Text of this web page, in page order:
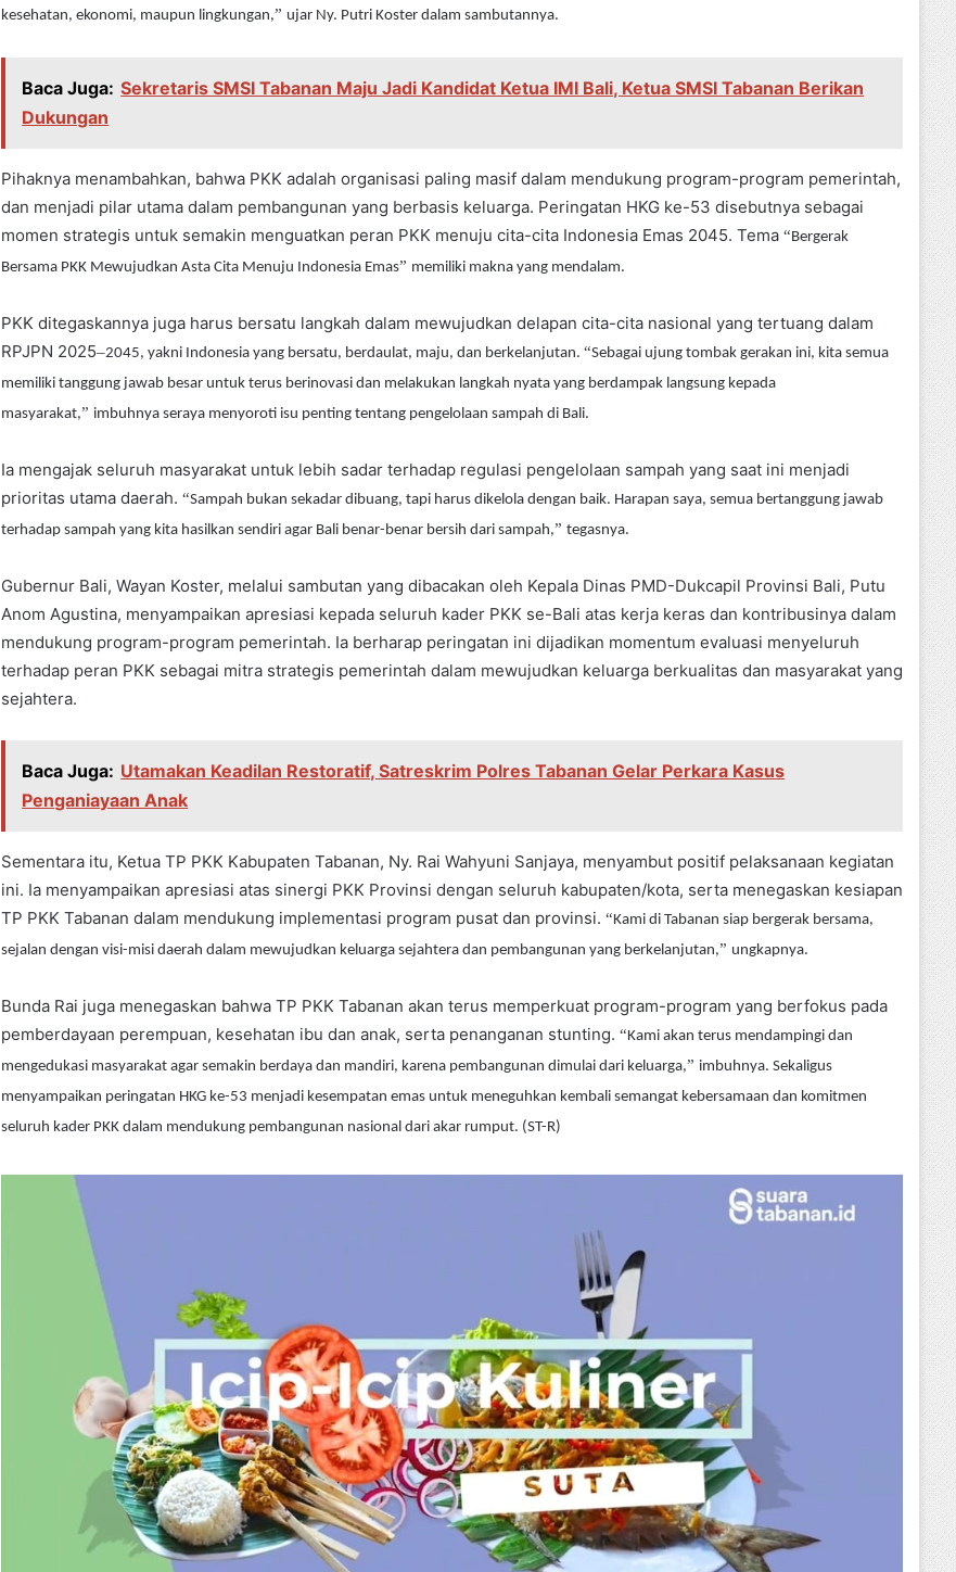
kesehatan, ekonomi, maupun lingkungan,” ujar Ny. Putri Koster dalam sambutannya.
Baca Juga: Sekretaris SMSI Tabanan Maju Jadi Kandidat Ketua IMI Bali, Ketua SMSI Tabanan Berikan
Dukungan
Pihaknya menambahkan, bahwa PKK adalah organisasi paling masif dalam mendukung program-program pemerintah,
dan menjadi pilar utama dalam pembangunan yang berbasis keluarga. Peringatan HKG ke-53 disebutnya sebagai
momen strategis untuk semakin menguatkan peran PKK menuju cita-cita Indonesia Emas 2045. Tema“Bergerak
Bersama PKK Mewujudkan Asta Cita Menuju Indonesia Emas” memiliki makna yang mendalam.
PKK ditegaskannya juga harus bersatu langkah dalam mewujudkan delapan cita-cita nasional yang tertuang dalam
RPJPN 2025–2045, yakni Indonesia yang bersatu, berdaulat, maju, dan berkelanjutan.“Sebagai ujung tombak gerakan ini, kita semua
memiliki tanggung jawab besar untuk terus berinovasi dan melakukan langkah nyata yang berdampak langsung kepada
masyarakat,” imbuhnya seraya menyoroti isu penting tentang pengelolaan sampah di Bali.
Ia mengajak seluruh masyarakat untuk lebih sadar terhadap regulasi pengelolaan sampah yang saat ini menjadi
prioritas utama daerah.“Sampah bukan sekadar dibuang, tapi harus dikelola dengan baik. Harapan saya, semua bertanggung jawab
terhadap sampah yang kita hasilkan sendiri agar Bali benar-benar bersih dari sampah,”tegasnya.
Gubernur Bali, Wayan Koster, melalui sambutan yang dibacakan oleh Kepala Dinas PMD-Dukcapil Provinsi Bali, Putu
Anom Agustina, menyampaikan apresiasi kepada seluruh kader PKK se-Bali atas kerja keras dan kontribusinya dalam
mendukung program-program pemerintah. Ia berharap peringatan ini dijadikan momentum evaluasi menyeluruh
terhadap peran PKK sebagai mitra strategis pemerintah dalam mewujudkan keluarga berkualitas dan masyarakat yang
sejahtera.
Baca Juga: Utamakan Keadilan Restoratif, Satreskrim Polres Tabanan Gelar Perkara Kasus
Penganiayaan Anak
Sementara itu, Ketua TP PKK Kabupaten Tabanan, Ny. Rai Wahyuni Sanjaya, menyambut positif pelaksanaan kegiatan
ini. Ia menyampaikan apresiasi atas sinergi PKK Provinsi dengan seluruh kabupaten/kota, serta menegaskan kesiapan
TP PKK Tabanan dalam mendukung implementasi program pusat dan provinsi.“Kami di Tabanan siap bergerak bersama,
sejalan dengan visi-misi daerah dalam mewujudkan keluarga sejahtera dan pembangunan yang berkelanjutan,” ungkapnya.
Bunda Rai juga menegaskan bahwa TP PKK Tabanan akan terus memperkuat program-program yang berfokus pada
pemberdayaan perempuan, kesehatan ibu dan anak, serta penanganan stunting.“Kami akan terus mendampingi dan
mengedukasi masyarakat agar semakin berdaya dan mandiri, karena pembangunan dimulai dari keluarga,” imbuhnya. Sekaligus
menyampaikan peringatan HKG ke-53 menjadi kesempatan emas untuk meneguhkan kembali semangat kebersamaan dan komitmen
seluruh kader PKK dalam mendukung pembangunan nasional dari akar rumput. (ST-R)